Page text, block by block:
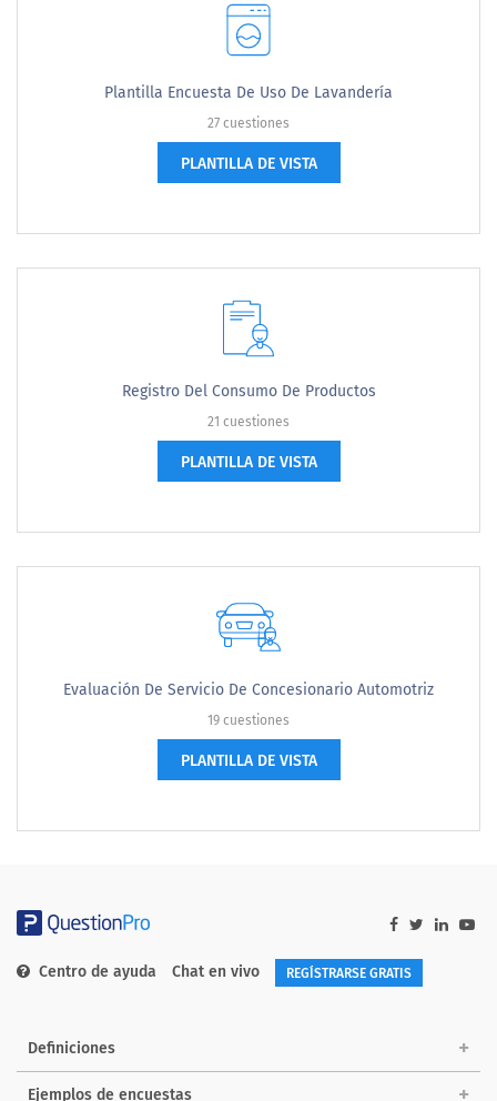
Plantilla Encuesta De Uso De Lavandería
27 cuestiones
PLANTILLA DE VISTA
Registro Del Consumo De Productos
21 cuestiones
PLANTILLA DE VISTA
Evaluación De Servicio De Concesionario Automotriz
19 cuestiones
PLANTILLA DE VISTA
Centro de ayuda Chat en vivo REGÍSTRARSE GRATIS
Definiciones
Ejemplos de encuestas